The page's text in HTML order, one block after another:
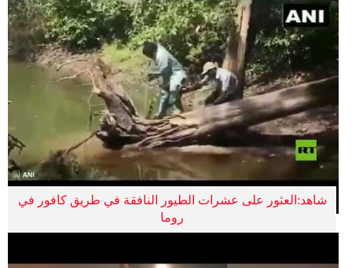
شاهد:العثور على عشرات الطيور النافقة في طريق كافور في
روما